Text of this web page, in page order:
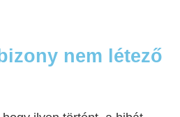
nem létező